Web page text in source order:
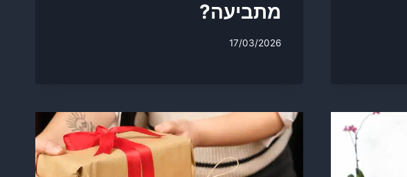
מתביעה?
17/03/2026